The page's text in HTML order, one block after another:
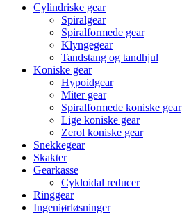
Cylindriske gear
Spiralgear
Spiralformede gear
Klyngegear
Tandstang og tandhjul
Koniske gear
Hypoidgear
Miter gear
Spiralformede koniske gear
Lige koniske gear
Zerol koniske gear
Snekkegear
Skakter
Gearkasse
Cykloidal reducer
Ringgear
Ingeniørløsninger